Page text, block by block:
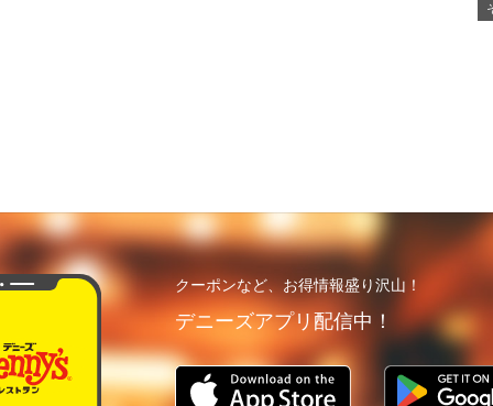
クーポンなど、お得情報盛り沢山！
デニーズアプリ配信中！